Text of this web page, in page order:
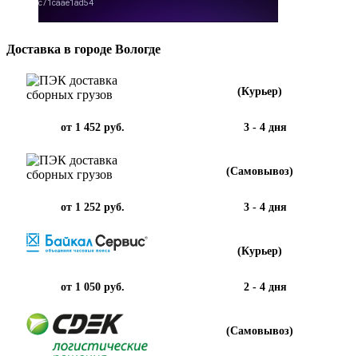
Доставка в городе Вологде
(Курьер)
от 1 452 руб. 3 - 4 дня
(Самовывоз)
от 1 252 руб. 3 - 4 дня
(Курьер)
от 1 050 руб. 2 - 4 дня
(Самовывоз)